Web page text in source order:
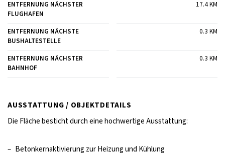
ENTFERNUNG NÄCHSTER
FLUGHAFEN
17.4 KM
ENTFERNUNG NÄCHSTE
BUSHALTESTELLE
0.3 KM
ENTFERNUNG NÄCHSTER
BAHNHOF
0.3 KM
AUSSTATTUNG / OBJEKTDETAILS
Die Fläche besticht durch eine hochwertige Ausstattung:
– Betonkernaktivierung zur Heizung und Kühlung